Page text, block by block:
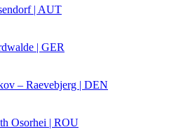
| AUT
| GER
– Raevebjerg | DEN
Osorhei | ROU